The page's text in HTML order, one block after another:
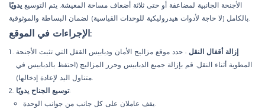
الأجنحة الجانبية لمضاعفة أو حتى ثلاثة أضعاف مساحة المعيشة. يتم التوسيع يدويًا
بالكامل (لا حاجة لأدوات هيدروليكية للوحدات القياسية) لضمان البساطة والموثوقية.
الإجراءات في الموقع:
إزالة أقفال النقل : حدد موقع مزاليج الأمان ودبابيس القفل التي تثبت الأجنحة
المطوية أثناء النقل. قم بإزالة جميع الدبابيس وحرر المزاليج (احتفظ بالدبابيس في
متناول اليد لإعادة إدخالها).
توسيع الجناح يدويًا:
يقف عاملان على كل جانب من جوانب الوحدة.